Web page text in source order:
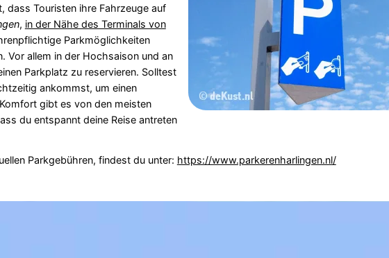
dass Touristen ihre Fahrzeuge auf
, in der Nähe des Terminals von
Parkmöglichkeiten
Vor allem in der Hochsaison und an
Parkplatz zu reservieren. Solltest
ankommst, um einen
gibt es von den meisten
du entspannt deine Reise antreten
Parkgebühren, findest du unter: https://www.parkerenharlingen.nl/